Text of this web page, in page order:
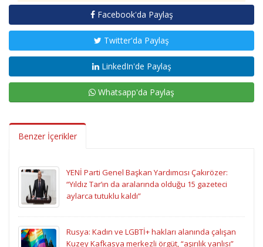
Facebook'da Paylaş
Twitter'da Paylaş
LinkedIn'de Paylaş
Whatsapp'da Paylaş
Benzer İçerikler
YENİ Parti Genel Başkan Yardımcısı Çakırözer:
“Yıldız Tar’ın da aralarında olduğu 15 gazeteci
aylarca tutuklu kaldı”
Rusya: Kadın ve LGBTİ+ hakları alanında çalışan
Kuzey Kafkasya merkezli örgüt, “aşırılık yanlısı”